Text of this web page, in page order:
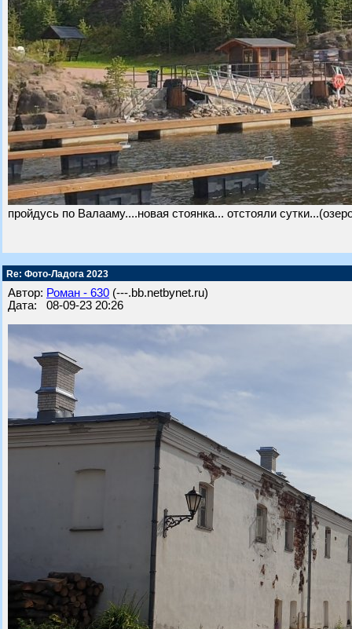
пройдусь по Валааму....новая стоянка... отстояли
Re: Фото-Ладога 2023
Автор: Роман - 630 (---.bb.netbynet.ru)
Дата: 08-09-23 20:26